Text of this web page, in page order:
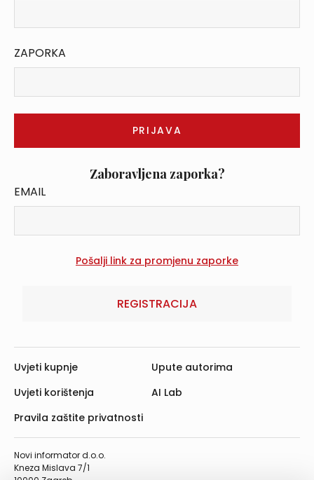
ZAPORKA
Zaboravljena zaporka?
EMAIL
REGISTRACIJA
Novi informator d.o.o.
Kneza Mislava 7/1
Uvjeti kupnje
Uvjeti korištenja
Pravila zaštite privatnosti
Upute autorima
AI Lab